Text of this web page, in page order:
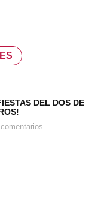
DEL DOS DE